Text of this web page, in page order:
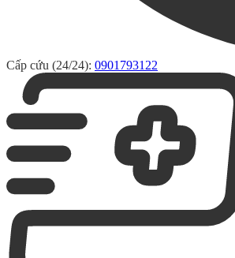
Cấp cứu (24/24): 0901793122